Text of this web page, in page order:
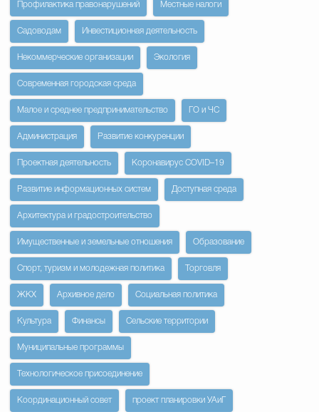
Профилактика правонарушений Местные налоги
Садоводам Инвестиционная деятельность
Некоммерческие организации Экология
Современная городская среда
Малое и среднее предпринимательство ГО и ЧС
Администрация Развитие конкуренции
Проектная деятельность Коронавирус COVID–19
Развитие информационных систем Доступная среда
Архитектура и градостроительство
Имущественные и земельные отношения Образование
Спорт, туризм и молодежная политика Торговля
ЖКХ Архивное дело Социальная политика
Культура Финансы Сельские территории
Муниципальные программы
Технологическое присоединение
Координационный совет проект планировки УАиГ